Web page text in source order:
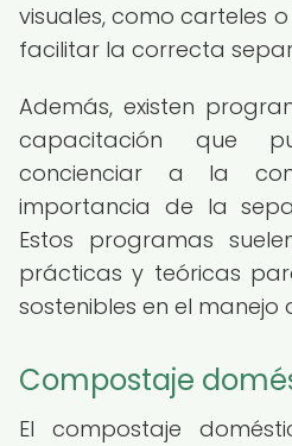
visuales, como carteles
facilitar la correcta
Además, existen
capacitación que
concienciar a la
importancia de la
Estos programas
prácticas y teóricas
sostenibles en el manejo
Compostaje
El compostaje